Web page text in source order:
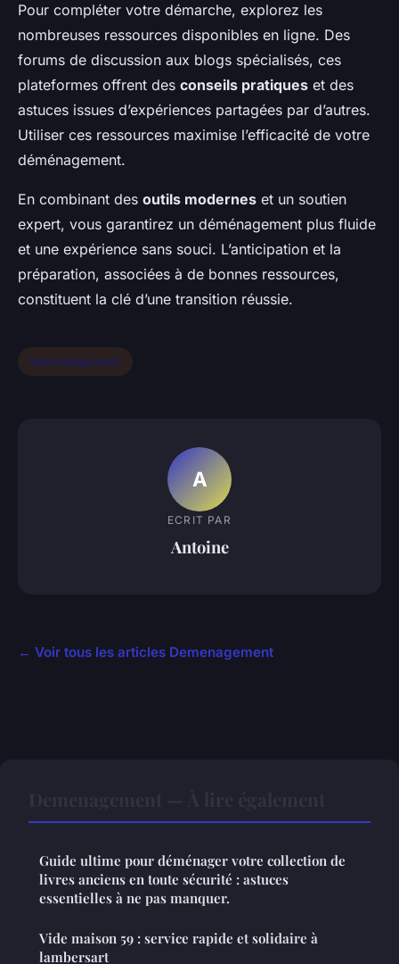
Pour compléter votre démarche, explorez les
nombreuses ressources disponibles en ligne. Des
forums de discussion aux blogs spécialisés, ces
plateformes offrent des conseils pratiques et des
astuces issues d’expériences partagées par d’autres.
Utiliser ces ressources maximise l’efficacité de votre
déménagement.
En combinant des outils modernes et un soutien
expert, vous garantirez un déménagement plus fluide
et une expérience sans souci. L’anticipation et la
préparation, associées à de bonnes ressources,
constituent la clé d’une transition réussie.
Demenagement
A
ECRIT PAR
Antoine
← Voir tous les articles Demenagement
Guide ultime pour déménager votre collection de
livres anciens en toute sécurité : astuces
essentielles à ne pas manquer.
Vide maison 59 : service rapide et solidaire à
lambersart